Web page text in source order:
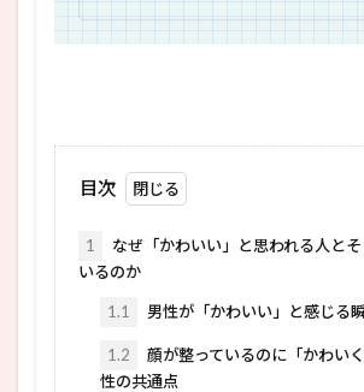
目次
1
なぜ「かわいい」と思われる人と
いるのか
1.1 男性が「かわいい」と感じる
1.2
顔が整っているのに「かわい
性の共通点